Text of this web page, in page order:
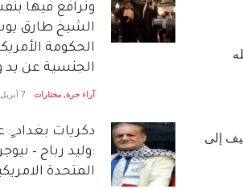
إلى
وترافع فيها
الشيخ طارق
الحكومة
الجنسية عن
آراء حرة, مختارات 7 أبريل، 2023
دكريات بغداد ٍ:
:وليد رباح –
المتحدة